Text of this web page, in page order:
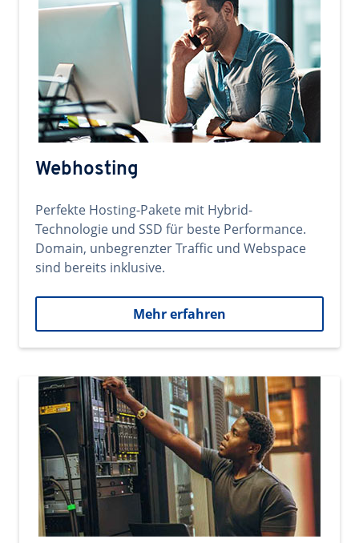
Webhosting
Perfekte Hosting-Pakete mit Hybrid-
Technologie und SSD für beste Performance.
Domain, unbegrenzter Traffic und Webspace
sind bereits inklusive.
Mehr erfahren